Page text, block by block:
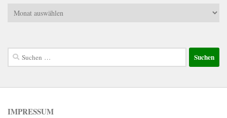
Archiv
Suchen
nach:
IMPRESSUM